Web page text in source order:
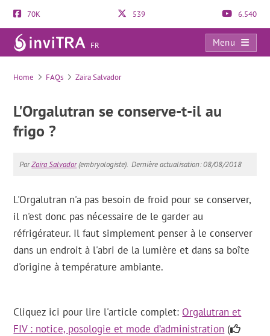
70K 539 6.540
FR
Menu
FAQs
Home FAQs Zaira Salvador
L'Orgalutran se conserve-t-il au
frigo ?
ParZaira Salvador(embryologiste). Dernière actualisation: 08/08/2018
L'Orgalutran n'a pas besoin de froid pour se conserver,
il n'est donc pas nécessaire de le garder au
réfrigérateur. Il faut simplement penser à le conserver
dans un endroit à l'abri de la lumière et dans sa boîte
d'origine à température ambiante.
Cliquez ici pour lire l'article complet: Orgalutran et
FIV : notice, posologie et mode d’administration (